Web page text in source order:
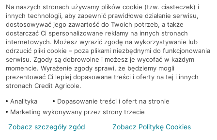
RODO
Regulamin serwisu
Mapa serwisu
PolitykaCookies
© 2026 Credit Agricole Bank Polska S.A. Wszelkie prawa zastrzeżone
Na naszych stronach używamy plików cookie (tzw. ciasteczek) i
innych technologii, aby zapewnić prawidłowe działanie serwisu,
dostosowywać jego zawartość do Twoich potrzeb, a także
dostarczać Ci spersonalizowane reklamy na innych stronach
internetowych. Możesz wyrazić zgodę na wykorzystywanie lub
odrzucić pliki cookie – poza plikami niezbędnymi do funkcjonowania
serwisu. Zgody są dobrowolne i możesz je wycofać w każdym
momencie. Wyrażenie zgody sprawi, że będziemy mogli
prezentować Ci lepiej dopasowane treści i oferty na tej i innych
stronach Credit Agricole.
Analityka
Dopasowanie treści i ofert na stronie
Marketing wykonywany przez strony trzecie
Zobacz szczegóły zgód Zobacz Politykę Cookies